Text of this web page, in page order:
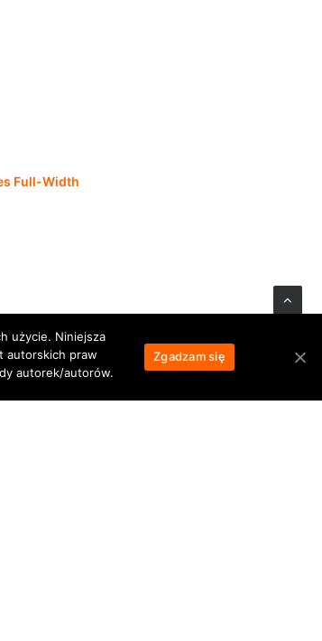
Full-Width
użycie. Niniejsza
autorskich praw
autorek/autorów.
Zgadzam się